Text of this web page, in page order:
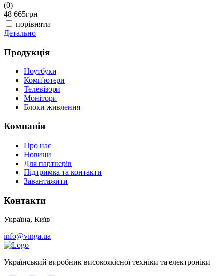
(0)
48 665грн
порівняти
Детально
Продукція
Ноутбуки
Комп'ютери
Телевізори
Монітори
Блоки живлення
Компанія
Про нас
Новини
Для партнерів
Підтримка та контакти
Завантажити
Контакти
Україна, Київ
info@vinga.ua
Український виробник високоякісної техніки та електроніки